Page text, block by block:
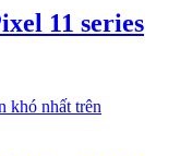
11 series